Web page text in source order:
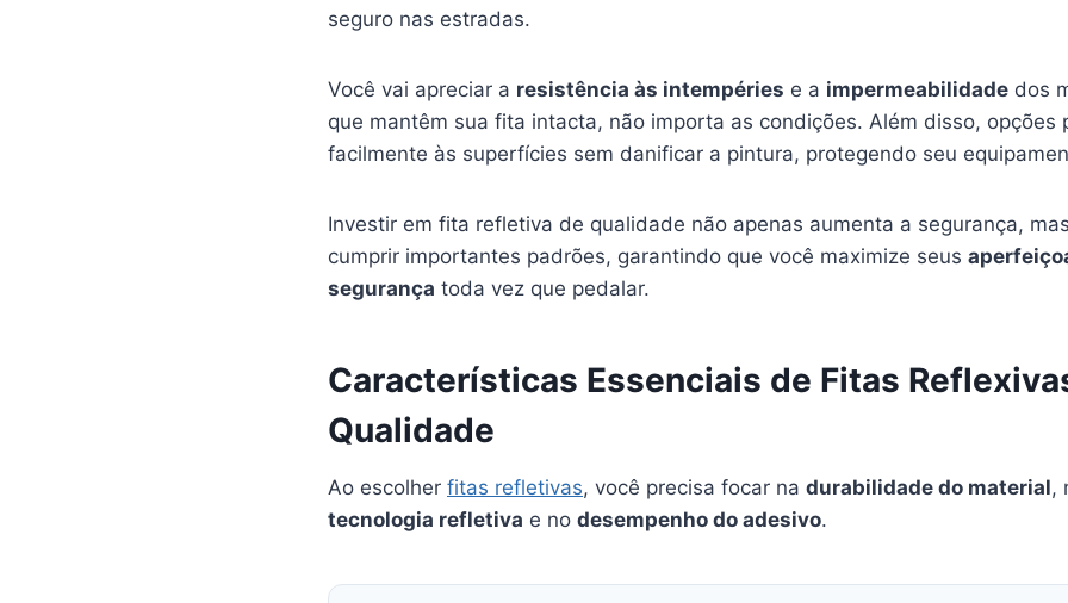
seguro nas estradas.
Você vai apreciar a resistência às intempéries e a impermeabilidade dos
que mantêm sua fita intacta, não importa as condições. Além disso, opções
facilmente às superfícies sem danificar a pintura, protegendo seu
Investir em fita refletiva de qualidade não apenas aumenta a segurança,
cumprir importantes padrões, garantindo que você maximize seus
segurança toda vez que pedalar.
Características Essenciais de Fitas
Qualidade
Ao escolher fitas refletivas, você precisa focar na durabilidade do material,
tecnologia refletiva e no desempenho do adesivo.